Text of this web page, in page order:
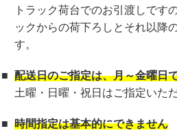
トラック荷台でのお引渡しです
ックからの荷下ろしとそれ以降
す。
■ 配送日のご指定は、月～金曜日
土曜・日曜・祝日はご指定いた
■ 時間指定は基本的にできません